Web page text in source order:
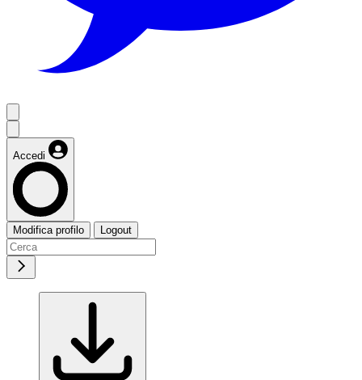
Accedi
Modifica profilo Logout